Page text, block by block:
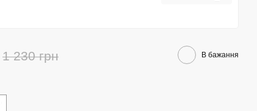
1 230 грн В бажання